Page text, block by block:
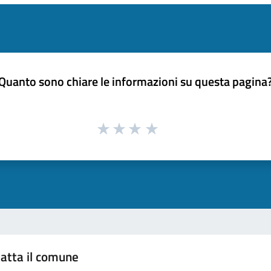
sono chiare le informazioni su questa
il comune